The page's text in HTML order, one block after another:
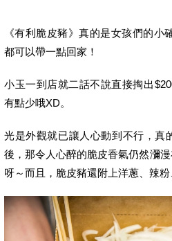
《有利脆皮豬》真的是女孩們的小
都可以帶一點回家！
小玉一到店就二話不說直接掏出
有點少哦XD。
光是外觀就已讓人心動到不行，真
後，那令人心醉的脆皮香氣仍然瀰
呀～而且，脆皮豬還附上洋蔥、辣